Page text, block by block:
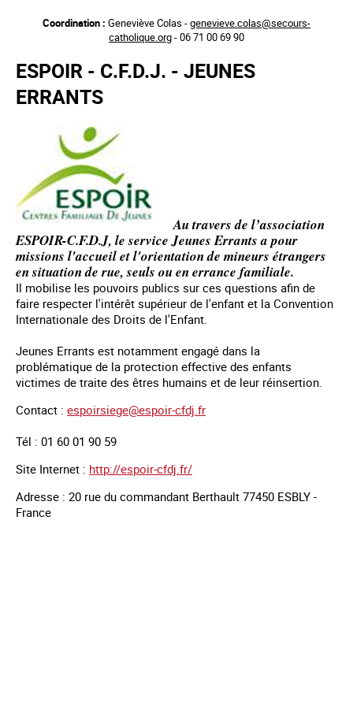
principal
Coordination : Geneviève Colas -genevieve.colas@secours-
catholique.org- 06 71 00 69 90
ESPOIR - C.F.D.J. - JEUNES
ERRANTS
Au travers de l’association
ESPOIR-C.F.D.J, le service Jeunes Errants a pour
missions l'accueil et l'orientation de mineurs étrangers
en situation de rue, seuls ou en errance familiale.
Il mobilise les pouvoirs publics sur ces questions afin de
faire respecter l'intérêt supérieur de l'enfant et la Convention
Internationale des Droits de l'Enfant.
Jeunes Errants est notamment engagé dans la
problématique de la protection effective des enfants
victimes de traite des êtres humains et de leur réinsertion.
Contact : espoirsiege@espoir-cfdj.fr
Tél : 01 60 01 90 59
Site Internet : http://espoir-cfdj.fr/
Adresse : 20 rue du commandant Berthault 77450 ESBLY -
France